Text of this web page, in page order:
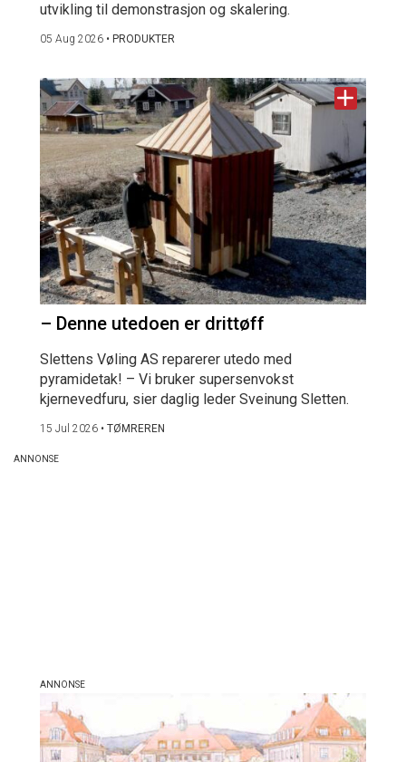
utvikling til demonstrasjon og skalering.
05 Aug 2026 • PRODUKTER
– Denne utedoen er drittøff
Slettens Vøling AS reparerer utedo med
pyramidetak! – Vi bruker supersenvokst
kjernevedfuru, sier daglig leder Sveinung Sletten.
15 Jul 2026 • TØMREREN